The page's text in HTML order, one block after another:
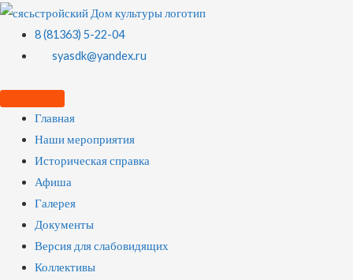
8 (81363) 5-22-04
syasdk@yandex.ru
Главная
Наши мероприятия
Историческая справка
Афиша
Галерея
Документы
Версия для слабовидящих
Коллективы